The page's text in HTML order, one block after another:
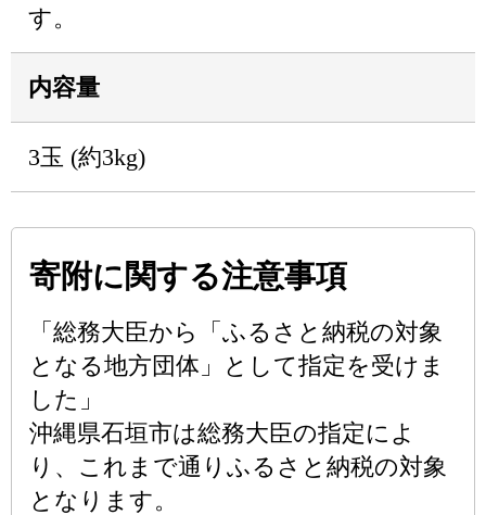
す。
内容量
3玉 (約3kg)
寄附に関する注意事項
「総務大臣から「ふるさと納税の対象
となる地方団体」として指定を受けま
した」
沖縄県石垣市は総務大臣の指定によ
り、これまで通りふるさと納税の対象
となります。